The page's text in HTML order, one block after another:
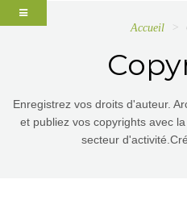
Accueil
Enregistrez vos droits d'auteur.
et publiez vos copyrights avec
secteur